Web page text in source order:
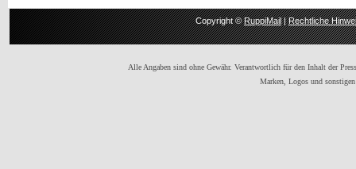
Copyright ©RuppiMail|Rechtliche
Alle Angaben sind ohne Gewähr. Verantwortlich für den Inhalt der
Marken, Logos und